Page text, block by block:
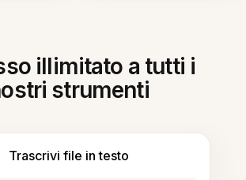
illimitato a tutti i
strumenti
Trascrivi file in testo